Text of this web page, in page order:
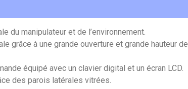
du manipulateur et de l’environnement.
grâce à une grande ouverture et grande hauteur de
équipé avec un clavier digital et un écran LCD.
des parois latérales vitrées.